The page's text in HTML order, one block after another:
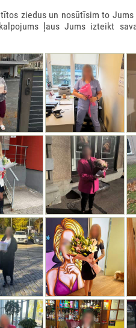
ziedus un nosūtīsim to
ļaus Jums izteikt